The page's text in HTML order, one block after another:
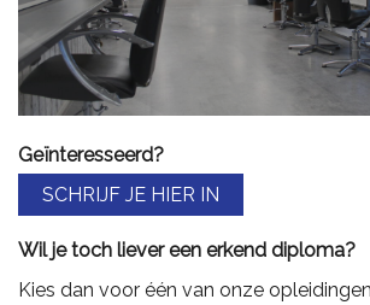
Geïnteresseerd?
SCHRIJF JE HIER IN
Wil je toch liever een erkend diploma?
Kies dan voor één van onze